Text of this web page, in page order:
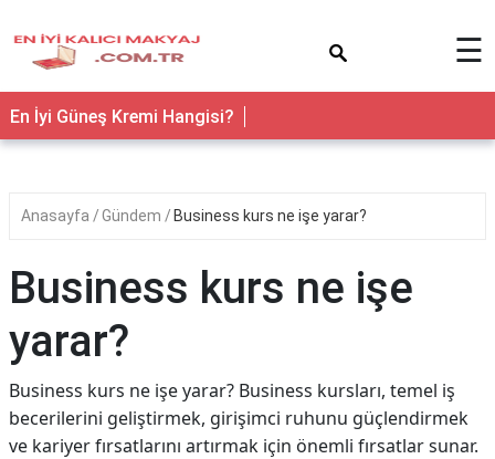
☰
En İyi Güneş Kremi Hangisi?
Anasayfa Gündem Business kurs ne işe yarar?
Business kurs ne işe
yarar?
Business kurs ne işe yarar? Business kursları, temel iş
becerilerini geliştirmek, girişimci ruhunu güçlendirmek
ve kariyer fırsatlarını artırmak için önemli fırsatlar sunar.